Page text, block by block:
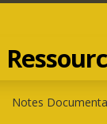
Notes